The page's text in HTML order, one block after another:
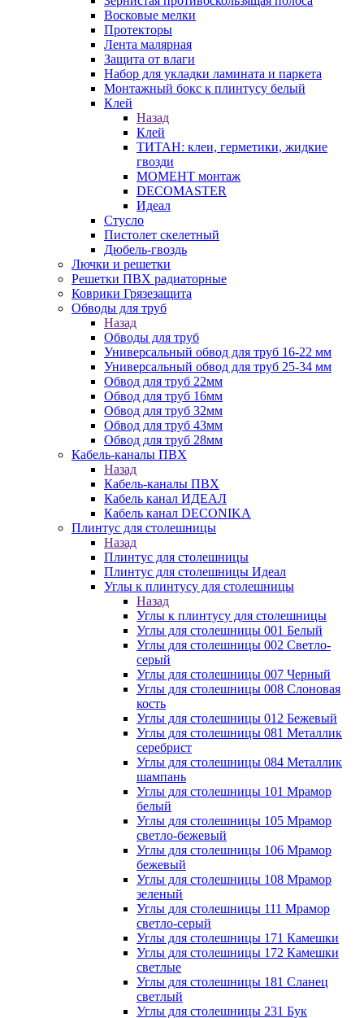
Восковые мелки
Протекторы
Лента малярная
Защита от влаги
Набор для укладки ламината и паркета
Монтажный бокс к плинтусу белый
Клей
Назад
Клей
ТИТАН: клеи, герметики, жидкие
гвозди
МОМЕНТ монтаж
DECOMASTER
Идеал
Стусло
Пистолет скелетный
Дюбель-гвоздь
Лючки и решетки
Решетки ПВХ радиаторные
Коврики Грязезащита
Обводы для труб
Назад
Обводы для труб
Универсальный обвод для труб 16-22 мм
Универсальный обвод для труб 25-34 мм
Обвод для труб 22мм
Обвод для труб 16мм
Обвод для труб 32мм
Обвод для труб 43мм
Обвод для труб 28мм
Кабель-каналы ПВХ
Назад
Кабель-каналы ПВХ
Кабель канал ИДЕАЛ
Кабель канал DECONIKA
Плинтус для столешницы
Назад
Плинтус для столешницы
Плинтус для столешницы Идеал
Углы к плинтусу для столешницы
Назад
Углы к плинтусу для столешницы
Углы для столешницы 001 Белый
Углы для столешницы 002 Светло-
серый
Углы для столешницы 007 Черный
Углы для столешницы 008 Слоновая
кость
Углы для столешницы 012 Бежевый
Углы для столешницы 081 Металлик
серебрист
Углы для столешницы 084 Металлик
шампань
Углы для столешницы 101 Мрамор
белый
Углы для столешницы 105 Мрамор
светло-бежевый
Углы для столешницы 106 Мрамор
бежевый
Углы для столешницы 108 Мрамор
зеленый
Углы для столешницы 111 Мрамор
светло-серый
Углы для столешницы 171 Камешки
Углы для столешницы 172 Камешки
светлые
Углы для столешницы 181 Сланец
светлый
Углы для столешницы 231 Бук